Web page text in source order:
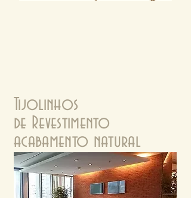
Tijolinhos
de Revestimento
acabamento natural